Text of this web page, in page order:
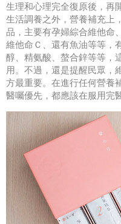
生理和心理完全復原後，再
生活調養之外，營養補充上
品，主要有孕婦綜合維他命
維他命Ｃ、還有魚油等等，
醇、精氨酸、螯合鋅等等，
用。不過，還是提醒民眾，
方最重要。在進行任何營養
醫囑優先，都應該在服用完